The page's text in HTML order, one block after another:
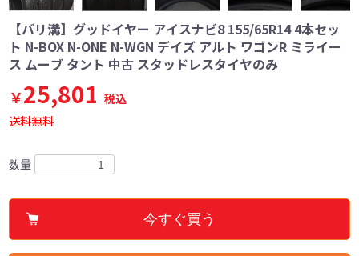
【バリ溝】グッドイヤー アイスナビ8 155/65R14 4本セッ
ト N-BOX N-ONE N-WGN デイズ アルト ワゴンR ミライー
ス ムーブ タント 中古 スタッドレスタイヤのみ
￥25,801 税込
送料無料
数量
今すぐ買う